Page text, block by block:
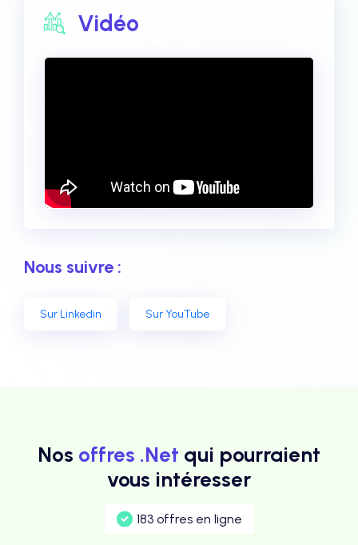
Vidéo
Nous suivre :
Sur Linkedin Sur YouTube
Nos offres .Net qui pourraient
vous intéresser
183 offres en ligne